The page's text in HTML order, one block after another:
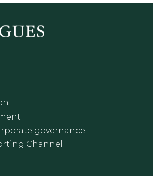
Nosotros
governance
Channel